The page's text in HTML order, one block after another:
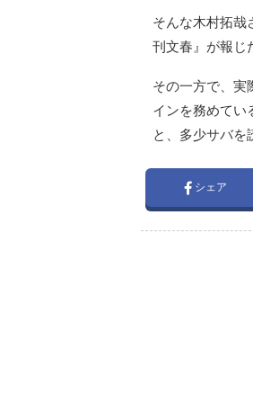
そんな木村拓哉
刊文春』が報じ
その一方で、実
インを務めてい
と、多少サバを
シェア